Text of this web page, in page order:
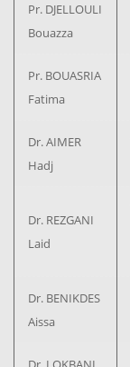
Pr. DJELLOULI
Bouazza
Pr. BOUASRIA
Fatima
Dr. AIMER
Hadj
Dr. REZGANI
Laid
Dr. BENIKDES
Aissa